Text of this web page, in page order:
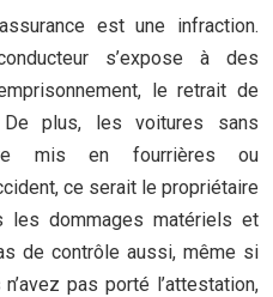
est une infraction.
s’expose à des
le retrait de
plus, les voitures sans
mis en fourrières ou
ce serait le propriétaire
les dommages matériels et
de contrôle aussi, même si
pas porté l’attestation,